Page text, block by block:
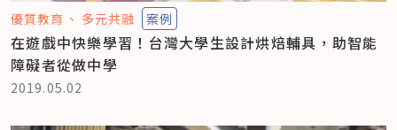
優質教育 多元共融 案例
在遊戲中快樂學習！台灣大學生設計烘焙輔具，助智能
障礙者從做中學
2019.05.02